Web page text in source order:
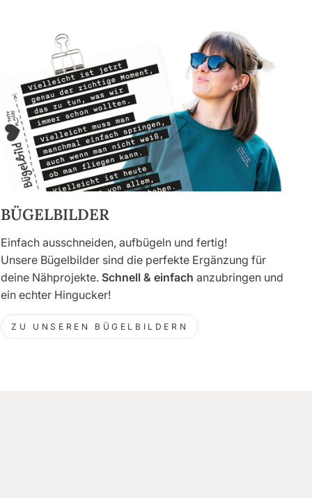
BÜGELBILDER
Einfach ausschneiden, aufbügeln und fertig!
Unsere Bügelbilder sind die perfekte Ergänzung für
deine Nähprojekte. Schnell & einfach anzubringen und
ein echter Hingucker!
ZU UNSEREN BÜGELBILDERN